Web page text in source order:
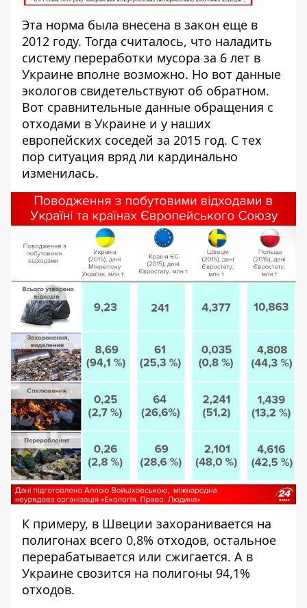
Эта норма была внесена в закон еще в
2012 году. Тогда считалось, что наладить
систему переработки мусора за 6 лет в
Украине вполне возможно. Но вот данные
экологов свидетельствуют об обратном.
Вот сравнительные данные обращения с
отходами в Украине и у наших
европейских соседей за 2015 год. С тех
пор ситуация вряд ли кардинально
изменилась.
К примеру, в Швеции захоранивается на
полигонах всего 0,8% отходов, остальное
перерабатывается или сжигается. А в
Украине свозится на полигоны 94,1%
отходов.